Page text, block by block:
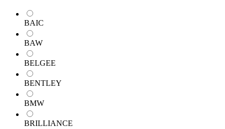
BAIC
BAW
BELGEE
BENTLEY
BMW
BRILLIANCE